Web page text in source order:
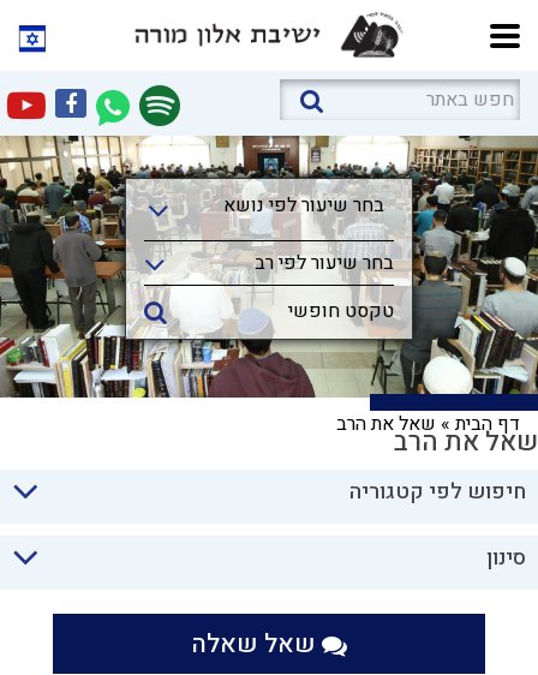
בחר שיעור לפי נושא
בחר שיעור לפי נושא
בחר שיעור לפי רב
דף הבית» שאל את הרבשאל את הרב
חיפוש לפי קטגוריה
סינון
שאל שאלה